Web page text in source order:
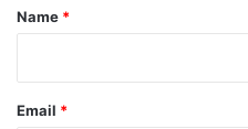
*
Name *
Email *